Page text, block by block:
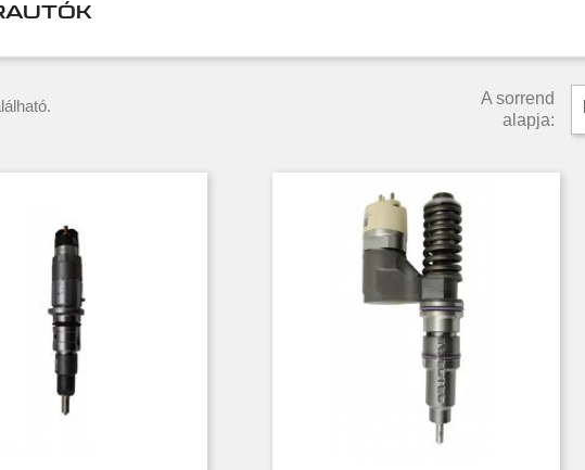
A sorrend
alapja: